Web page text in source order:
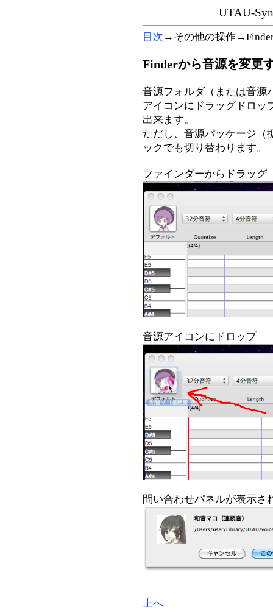
UTAU-
目次 →その他の操作
Finderから音源を変更
音源フォルダ（または音源
アイコンにドラッグドロッ
出来ます。
ただし、音源パッケージ（
ックでも切り替わります。
ファインダーからドラッグ
音源アイコンにドロップ
問い合わせパネルが表示さ
上へ